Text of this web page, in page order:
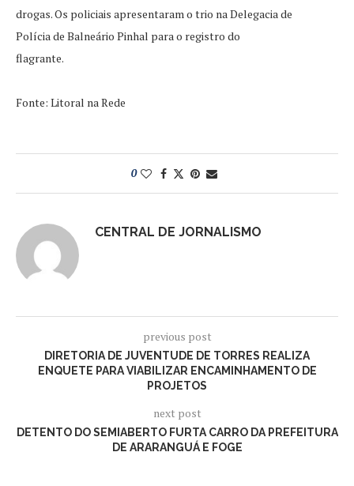
drogas. Os policiais apresentaram o trio na Delegacia de
Polícia de Balneário Pinhal para o registro do
flagrante.
Fonte: Litoral na Rede
0
CENTRAL DE JORNALISMO
previous post
DIRETORIA DE JUVENTUDE DE TORRES REALIZA
ENQUETE PARA VIABILIZAR ENCAMINHAMENTO DE
PROJETOS
next post
DETENTO DO SEMIABERTO FURTA CARRO DA PREFEITURA
DE ARARANGUÁ E FOGE